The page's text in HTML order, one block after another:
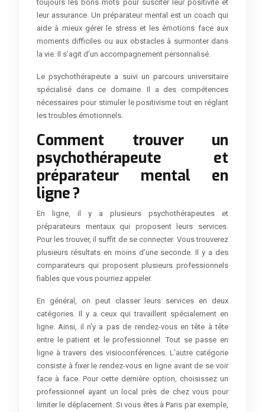
toujours les bons mots pour susciter leur positivité et
leur assurance. Un préparateur mental est un coach qui
aide à mieux gérer le stress et les émotions face aux
moments difficiles ou aux obstacles à surmonter dans
la vie. Il s’agit d’un accompagnement personnalisé.
Le psychothérapeute a suivi un parcours universitaire
spécialisé dans ce domaine. Il a des compétences
nécessaires pour stimuler le positivisme tout en réglant
les troubles émotionnels.
Comment trouver un
psychothérapeute et
préparateur mental en
ligne ?
En ligne, il y a plusieurs psychothérapeutes et
préparateurs mentaux qui proposent leurs services.
Pour les trouver, il suffit de se connecter. Vous trouverez
plusieurs résultats en moins d’une seconde. Il y a des
comparateurs qui proposent plusieurs professionnels
fiables que vous pourriez appeler.
En général, on peut classer leurs services en deux
catégories. Il y a ceux qui travaillent spécialement en
ligne. Ainsi, il n’y a pas de rendez-vous en tête à tête
entre le patient et le professionnel. Tout se passe en
ligne à travers des visioconférences. L’autre catégorie
consiste à fixer le rendez-vous en ligne avant de se voir
face à face. Pour cette dernière option, choisissez un
professionnel ayant un local près de chez vous pour
limiter le déplacement. Si vous êtes à Paris par exemple,